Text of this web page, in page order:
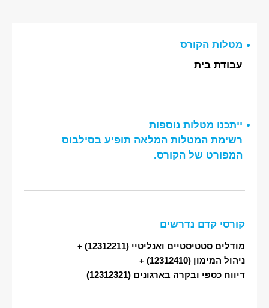
מטלות הקורס
עבודת בית
ייתכנו מטלות נוספות
רשימת המטלות המלאה תופיע בסילבוס
המפורט של הקורס.
קורסי קדם נדרשים
מודלים סטטיסטיים ואנליטיי (12312211)
+
ניהול המימון (12312410)
+
דיווח כספי ובקרה בארגונים (12312321)